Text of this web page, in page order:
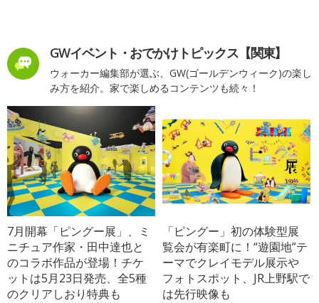
GWイベント・おでかけトピックス【関東】
ウォーカー編集部が選ぶ、GW(ゴールデンウィーク)の楽し
み方を紹介。家で楽しめるコンテンツも続々！
7月開幕「ピングー展」、ミ
ニチュア作家・田中達也と
のコラボ作品が登場！チケ
ットは5月23日発売、全5種
のクリアしおり特典も
「ピングー」初の体験型展
覧会が有楽町に！“遊園地”テ
ーマでクレイモデル展示や
フォトスポット、JR上野駅で
は先行映像も